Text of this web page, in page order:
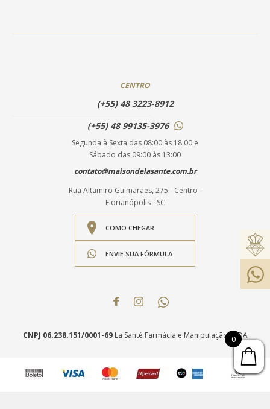
CENTRO
(+55) 48 3223-8912
(+55) 48 99135-3976
Segunda à Sexta das 08:00 às 18:00 e
Sábado das 09:00 às 13:00
contato@maisondelasante.com.br
Rua Altamiro Guimarães, 275 - Centro -
Florianópolis - SC
COMO CHEGAR
ENVIE SUA FÓRMULA
CNPJ 06.238.151/0001-69La Santé Farmácia e Manipulação LTDA
0